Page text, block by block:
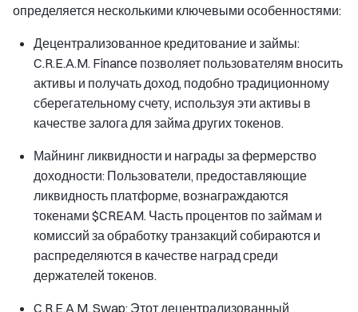
определяется несколькими ключевыми особенностями:
Децентрализованное кредитование и займы:
C.R.E.A.M. Finance позволяет пользователям вносить
активы и получать доход, подобно традиционному
сберегательному счету, используя эти активы в
качестве залога для займа других токенов.
Майнинг ликвидности и награды за фермерство
доходности: Пользователи, предоставляющие
ликвидность платформе, вознаграждаются
токенами $CREAM. Часть процентов по займам и
комиссий за обработку транзакций собираются и
распределяются в качестве наград среди
держателей токенов.
C.R.E.A.M. Swap: Этот децентрализованный